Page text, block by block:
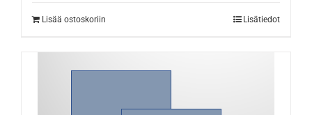
Lisää ostoskoriin Lisätiedot